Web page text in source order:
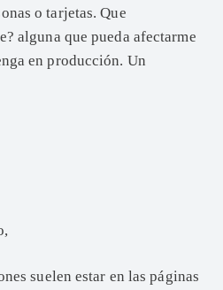
o tarjetas. Que
alguna que pueda afectarme
en producción. Un
suelen estar en las páginas